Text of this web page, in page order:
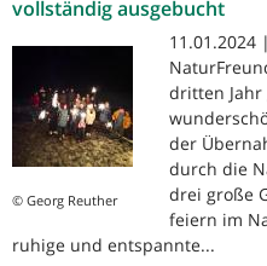
vollständig ausgebucht
© Georg Reuther
11.01.2024
dritten Jahr
der
durch die
drei große
feiern im
ruhige und entspannte...